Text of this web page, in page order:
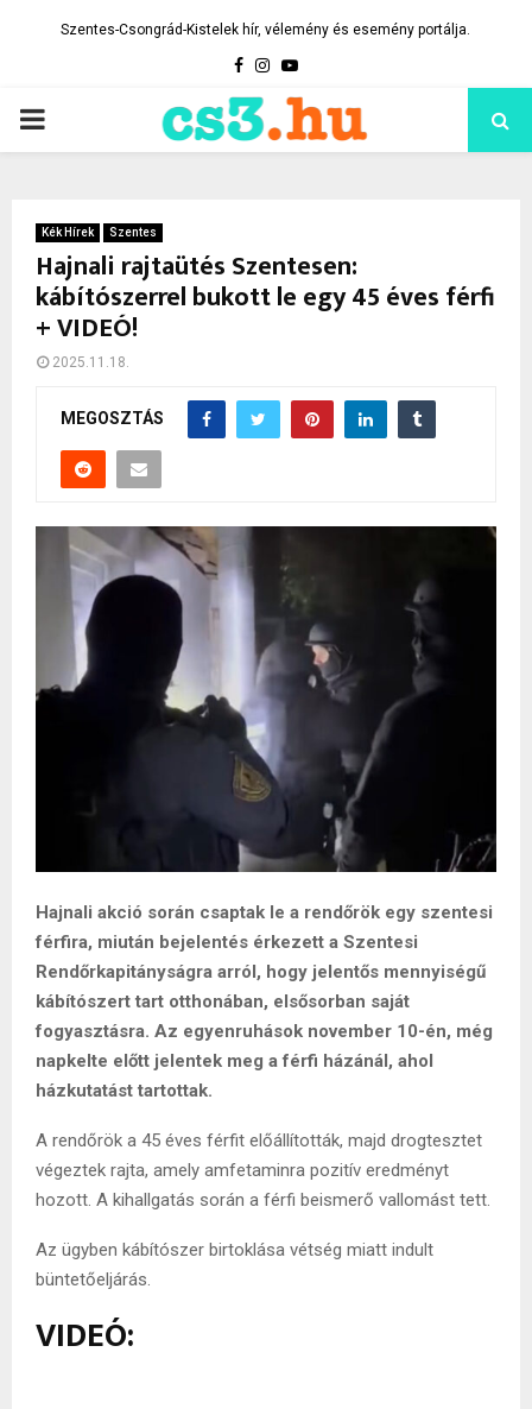
Szentes-Csongrád-Kistelek hír, vélemény és esemény portálja.
Facebook
Instagram
Youtube
PRIMARY
Kék Hírek Szentes
Hajnali rajtaütés Szentesen:
kábítószerrel bukott le egy 45 éves férfi
+ VIDEÓ!
2025.11.18.
MEGOSZTÁS
Hajnali akció során csaptak le a rendőrök egy szentesi
férfira, miután bejelentés érkezett a Szentesi
Rendőrkapitányságra arról, hogy jelentős mennyiségű
kábítószert tart otthonában, elsősorban saját
fogyasztásra. Az egyenruhások november 10-én, még
napkelte előtt jelentek meg a férfi házánál, ahol
házkutatást tartottak.
A rendőrök a 45 éves férfit előállították, majd drogtesztet
végeztek rajta, amely amfetaminra pozitív eredményt
hozott. A kihallgatás során a férfi beismerő vallomást tett.
Az ügyben kábítószer birtoklása vétség miatt indult
büntetőeljárás.
VIDEÓ: